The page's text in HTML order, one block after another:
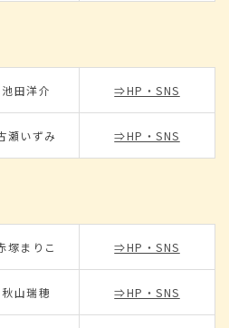
池田洋介 ⇒HP・SNS
瀬いずみ ⇒HP・SNS
塚まりこ ⇒HP・SNS
秋山瑞穂 ⇒HP・SNS